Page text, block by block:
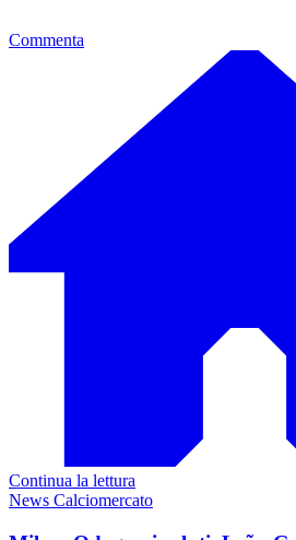
Commenta
Continua la lettura
News Calciomercato